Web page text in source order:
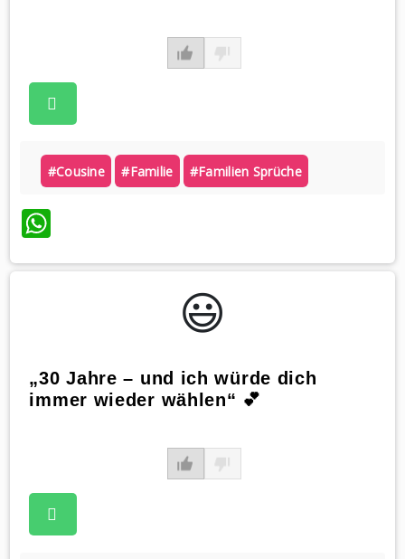
#cousine #familie #familien Sprüche
WhatsApp
😃️
„30 Jahre – und ich würde dich
immer wieder wählen“ 💕